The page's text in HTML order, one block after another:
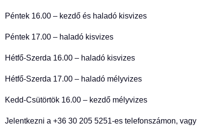
Péntek 16.00 – kezdő és haladó kisvizes
Péntek 17.00 – haladó kisvizes
Hétfő-Szerda 16.00 – haladó kisvizes
Hétfő-Szerda 17.00 – haladó mélyvizes
Kedd-Csütörtök 16.00 – kezdő mélyvizes
Jelentkezni a +36 30 205 5251-es telefonszámon, vagy